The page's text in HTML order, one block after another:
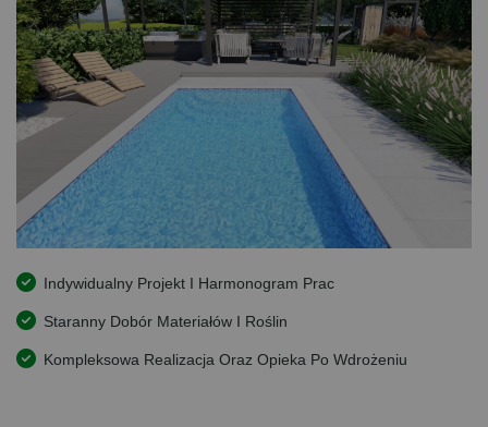
Indywidualny Projekt I Harmonogram Prac
Staranny Dobór Materiałów I Roślin
Kompleksowa Realizacja Oraz Opieka Po Wdrożeniu